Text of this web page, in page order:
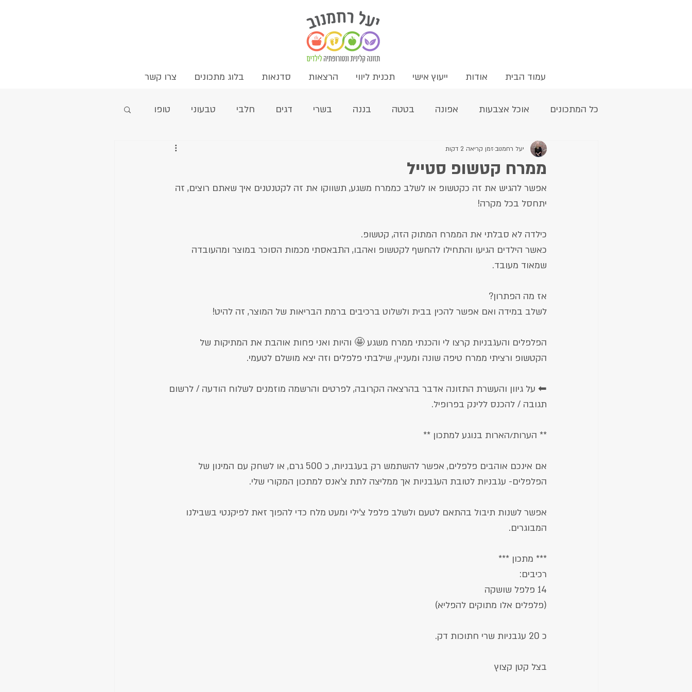
עמוד הבית אודות ייעוץ אישי תכנית ליווי הרצאות סדנאות בלוג מתכונים צרו קשר
כל המתכונים אוכל אצבעות אפונה בטטה בננה בשרי דגים חלבי טבעוני טופו
ללא ביצים ללא גלוטן מאפינס עדשים
פנקייקים פרווה פשטידה צמחוני קטניות קינואה קישוא קציצות
תפוח אדמה שיבולת שועל
ממרח קטשופ סטייל
יעל רחמנוב זמן קריאה 2 דקות
אפשר להגיש את זה כקטשופ או לשלב כממרח משגע, תשווקו את זה לקטנטנים איך שאתם רוצים, זה
יתחסל בכל מקרה!
כילדה לא סבלתי את הממרח המתוק הזה, קטשופ.
כאשר הילדים הגיעו והתחילו להחשף לקטשופ ואהבו, התבאסתי מכמות הסוכר במוצר ומהעובדה
שמאוד מעובד.
אז מה הפתרון?
לשלב במידה ואם אפשר להכין בבית ולשלוט ברכיבים ברמת הבריאות של המוצר, זה להיט!
הפלפלים והעגבניות קרצו לי והכנתי ממרח משגע 🤩 והיות ואני פחות אוהבת את המתיקות של
הקטשופ ורציתי ממרח טיפה שונה ומעניין, שילבתי פלפלים וזה יצא מושלם לטעמי.
⬅ על גיוון והעשרת התזונה אדבר בהרצאה הקרובה, לפרטים והרשמה מוזמנים לשלוח הודעה / לרשום
תגובה / להכנס ללינק בפרופיל.
** הערות/הארות בנוגע למתכון **
אם אינכם אוהבים פלפלים, אפשר להשתמש רק בעגבניות, כ 500 גרם, או לשחק עם המינון של
הפלפלים- עגבניות לטובת העגבניות אך ממליצה לתת צ'אנס למתכון המקורי שלי.
אפשר לשנות תיבול בהתאם לטעם ולשלב פלפל צ'ילי ומעט מלח כדי להפוך זאת לפיקנטי בשבילנו
המבוגרים.
*** מתכון ***
רכיבים:
14 פלפל שושקה
(פלפלים אלו מתוקים להפליא)
כ 20 עגבניות שרי חתוכות דק.
בצל קטן קצוץ